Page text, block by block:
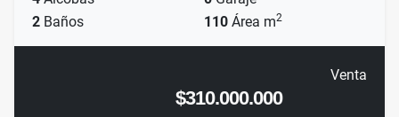
2 Baños 110 Área m2
Venta
$310.000.000